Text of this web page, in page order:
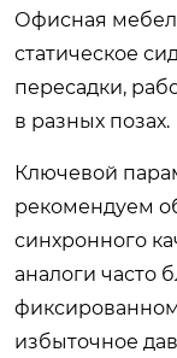
Офисная
статическое
пересадки,
в разных позах.
Ключевой
рекомендуем
синхронного
аналоги часто
избыточное